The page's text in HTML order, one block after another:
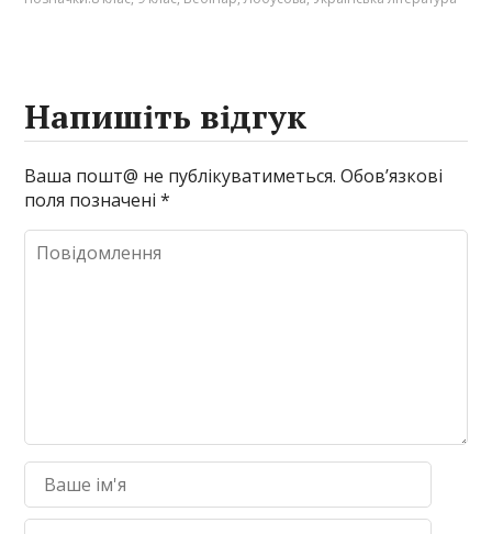
Напишіть відгук
Ваша пошт@ не публікуватиметься. Обов’язкові
поля позначені*